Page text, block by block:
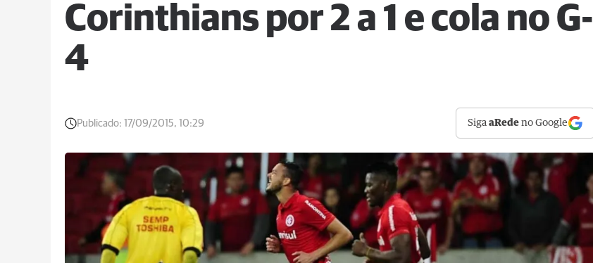
Corinthians por 2 a 1 e cola no G-
4
Publicado: 17/09/2015, 10:29 SigaaRede no Google